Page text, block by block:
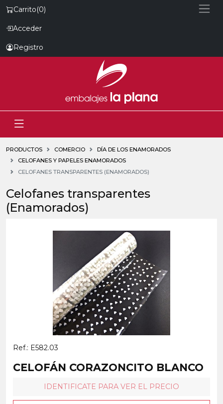
Carrito(0)
Acceder
Registro
PRODUCTOS COMERCIO
DÍA DE LOS ENAMORADOS
CELOFANES Y PAPELES ENAMORADOS
CELOFANES TRANSPARENTES (ENAMORADOS)
Celofanes transparentes
(Enamorados)
Ref.: E582.03
CELOFÁN CORAZONCITO BLANCO
IDENTIFICATE PARA VER EL PRECIO